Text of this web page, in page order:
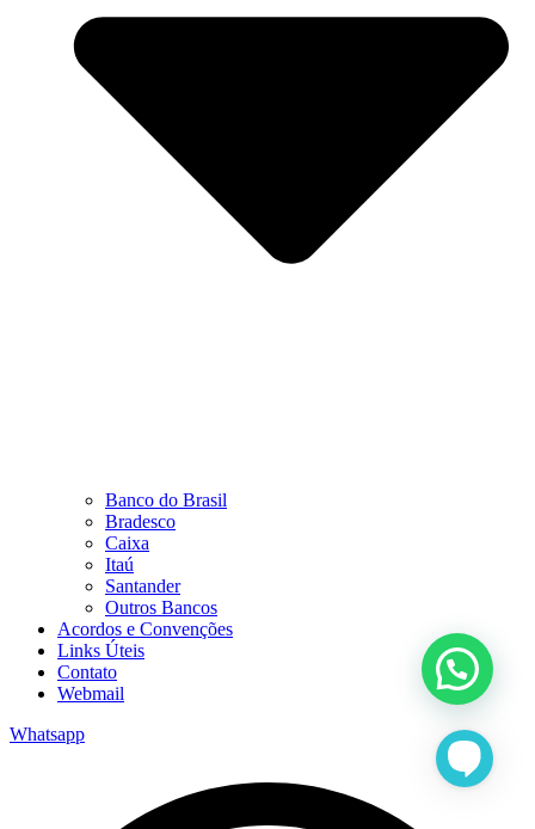
Banco do Brasil
Bradesco
Caixa
Itaú
Santander
Outros Bancos
Acordos e Convenções
Links Úteis
Contato
Webmail
Whatsapp